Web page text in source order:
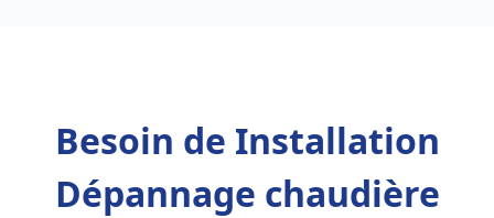
Besoin de Installation
Dépannage chaudière